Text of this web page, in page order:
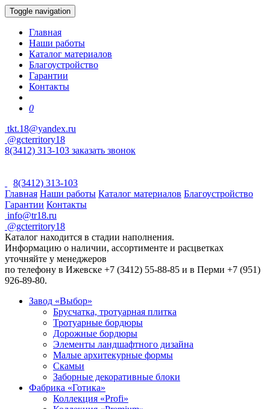
Toggle navigation
Главная
Наши работы
Каталог материалов
Благоустройство
Гарантии
Контакты
0
tkt.18@yandex.ru
@gcterritory18
8(3412) 313-103 заказать звонок
8(3412) 313-103
Главная Наши работы Каталог материалов Благоустройство
Гарантии Контакты
info@tr18.ru
@gcterritory18
Каталог находится в стадии наполнения.
Информацию о наличии, ассортименте и расцветках
уточняйте у менеджеров
по телефону в Ижевске +7 (3412) 55-88-85 и в Перми +7 (951)
926-89-80.
Завод «Выбор»
Брусчатка, тротуарная плитка
Тротуарные бордюры
Дорожные бордюры
Элементы ландшафтного дизайна
Малые архитекурные формы
Скамьи
Заборные декоративные блоки
Фабрика «Готика»
Коллекция «Profi»